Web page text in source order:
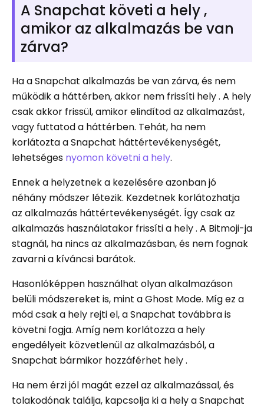
A Snapchat követi a hely ,
amikor az alkalmazás be van
zárva?
Ha a Snapchat alkalmazás be van zárva, és nem
működik a háttérben, akkor nem frissíti hely . A hely
csak akkor frissül, amikor elindítod az alkalmazást,
vagy futtatod a háttérben. Tehát, ha nem
korlátozta a Snapchat háttértevékenységét,
lehetséges nyomon követni a hely.
Ennek a helyzetnek a kezelésére azonban jó
néhány módszer létezik. Kezdetnek korlátozhatja
az alkalmazás háttértevékenységét. Így csak az
alkalmazás használatakor frissíti a hely . A Bitmoji-ja
stagnál, ha nincs az alkalmazásban, és nem fognak
zavarni a kíváncsi barátok.
Hasonlóképpen használhat olyan alkalmazáson
belüli módszereket is, mint a Ghost Mode. Míg ez a
mód csak a hely rejti el, a Snapchat továbbra is
követni fogja. Amíg nem korlátozza a hely
engedélyeit közvetlenül az alkalmazásból, a
Snapchat bármikor hozzáférhet hely .
Ha nem érzi jól magát ezzel az alkalmazással, és
tolakodónak találja, kapcsolja ki a hely a Snapchat